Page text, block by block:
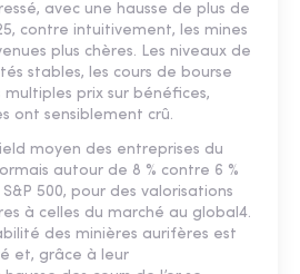
avec une hausse de plus de
contre intuitivement, les mines
plus chères. Les niveaux de
stables, les cours de bourse
prix sur bénéfices,
ont sensiblement crû.
moyen des entreprises du
autour de 8 % contre 6 %
500, pour des valorisations
à celles du marché au global4.
des minières aurifères est
et, grâce à leur